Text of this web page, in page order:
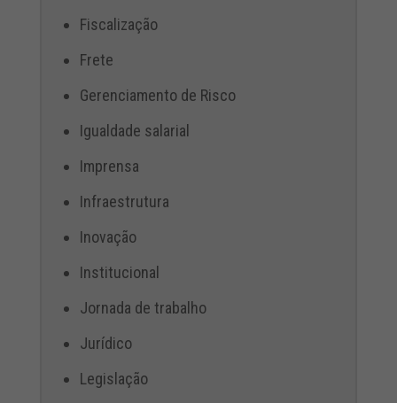
Fiscalização
Frete
Gerenciamento de Risco
Igualdade salarial
Imprensa
Infraestrutura
Inovação
Institucional
Jornada de trabalho
Jurídico
Legislação